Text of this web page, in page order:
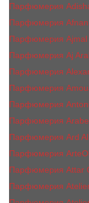
Парфюмерия
Парфюмерия Afnan
Парфюмерия Ajmal
Парфюмерия Aj
Парфюмерия
Парфюмерия
Парфюмерия
Парфюмерия
Парфюмерия Ard Al
Парфюмерия
Парфюмерия Attar
Парфюмерия